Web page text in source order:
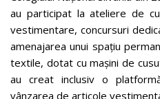
au participat la ateliere de
vestimentare, concursuri
amenajarea unui spațiu
textile, dotat cu mașini de
au creat inclusiv o
vânzarea de articole